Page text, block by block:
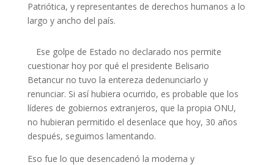
Patriótica, y representantes de derechos humanos a lo
largo y ancho del país.
Ese golpe de Estado no declarado nos permite
cuestionar hoy por qué el presidente Belisario
Betancur no tuvo la entereza dedenunciarlo y
renunciar. Si así hubiera ocurrido, es probable que los
líderes de gobiernos extranjeros, que la propia ONU,
no hubieran permitido el desenlace que hoy, 30 años
después, seguimos lamentando.
Eso fue lo que desencadenó la moderna y